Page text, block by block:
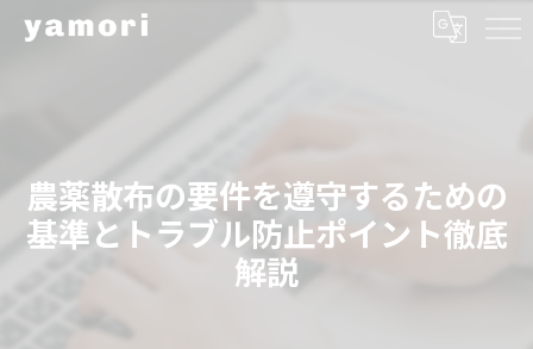
農薬散布の要件を遵守するための
基準とトラブル防止ポイント徹底
解説